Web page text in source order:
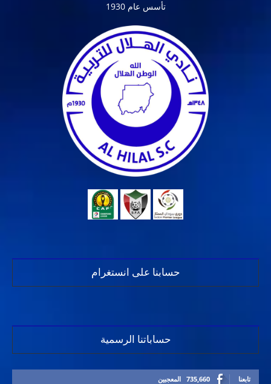
تأسس عام 1930
حسابنا على انستغرام
حساباتنا الرسمية
735,660 المعجبين تابعنا